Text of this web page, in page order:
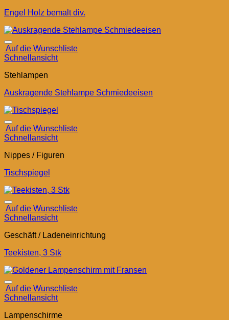
Engel Holz bemalt div.
Auf die Wunschliste
Schnellansicht
Stehlampen
Auskragende Stehlampe Schmiedeeisen
Auf die Wunschliste
Schnellansicht
Nippes / Figuren
Tischspiegel
Auf die Wunschliste
Schnellansicht
Geschäft / Ladeneinrichtung
Teekisten, 3 Stk
Auf die Wunschliste
Schnellansicht
Lampenschirme